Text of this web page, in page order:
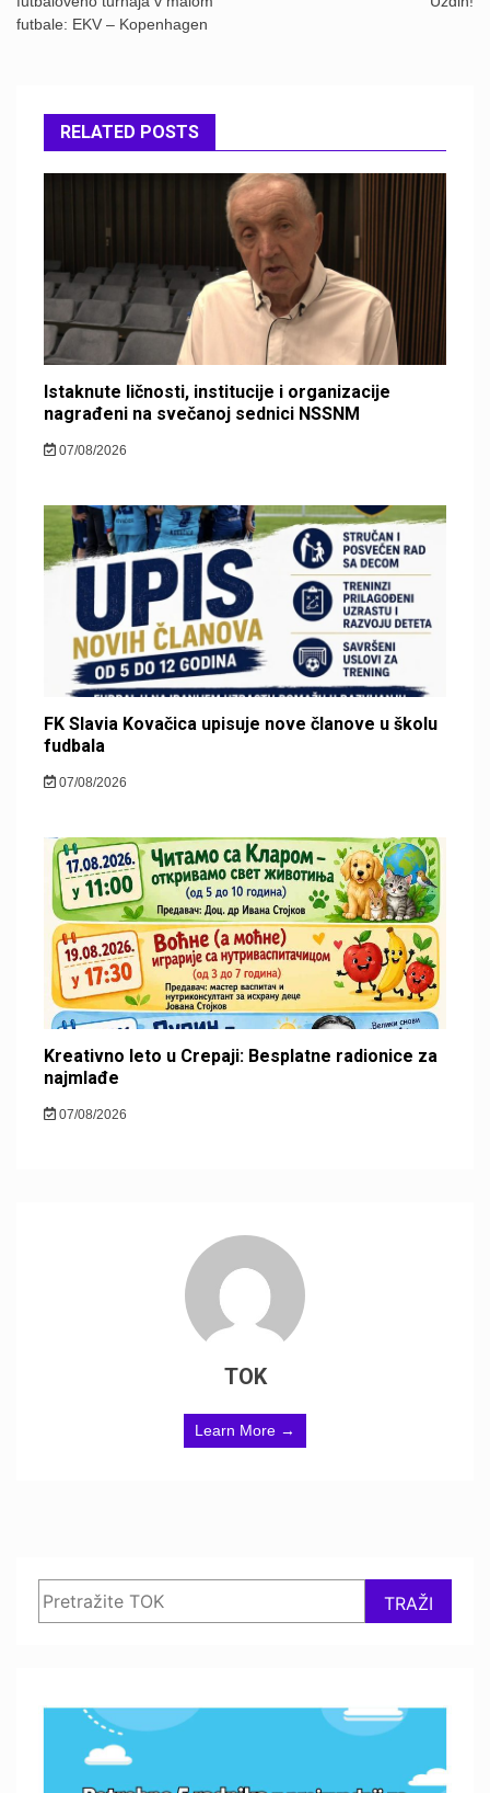
futbale: EKV – Kopenhagen
RELATED POSTS
Istaknute ličnosti, institucije i organizacije
nagrađeni na svečanoj sednici NSSNM
07/08/2026
FK Slavia Kovačica upisuje nove članove u školu
fudbala
07/08/2026
Kreativno leto u Crepaji: Besplatne radionice za
najmlađe
07/08/2026
TOK
Learn More →
TRAŽI